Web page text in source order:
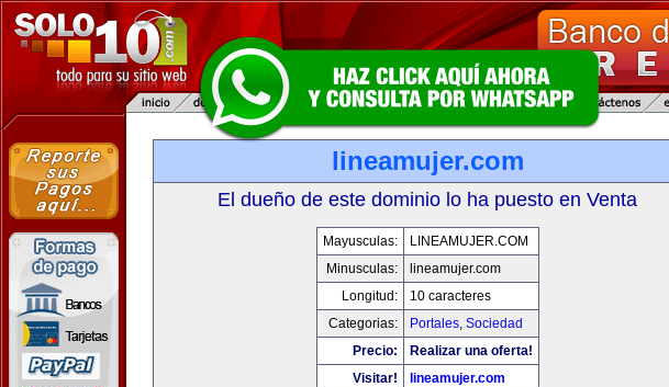
lineamujer.com
El dueño de este dominio lo ha puesto en Venta
Mayusculas:
LINEAMUJER.COM
Minusculas:
lineamujer.com
Longitud:
10 caracteres
Categorias:
Portales, Sociedad
Precio:
Realizar una oferta!
Visitar!
lineamujer.com